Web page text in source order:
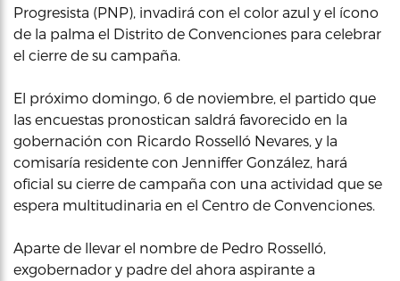
Progresista (PNP), invadirá con el color azul y el ícono
de la palma el Distrito de Convenciones para celebrar
el cierre de su campaña.
El próximo domingo, 6 de noviembre, el partido que
las encuestas pronostican saldrá favorecido en la
gobernación con Ricardo Rosselló Nevares, y la
comisaría residente con Jenniffer González, hará
oficial su cierre de campaña con una actividad que se
espera multitudinaria en el Centro de Convenciones.
Aparte de llevar el nombre de Pedro Rosselló,
exgobernador y padre del ahora aspirante a